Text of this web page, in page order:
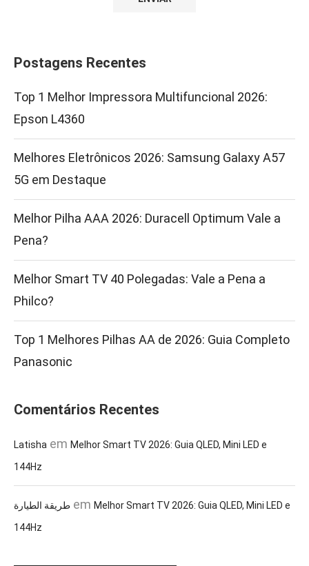
Postagens Recentes
Top 1 Melhor Impressora Multifuncional 2026:
Epson L4360
Melhores Eletrônicos 2026: Samsung Galaxy A57
5G em Destaque
Melhor Pilha AAA 2026: Duracell Optimum Vale a
Pena?
Melhor Smart TV 40 Polegadas: Vale a Pena a
Philco?
Top 1 Melhores Pilhas AA de 2026: Guia Completo
Panasonic
Comentários Recentes
Latisha em Melhor Smart TV 2026: Guia QLED, Mini LED e
144Hz
طريقة الطيارة em Melhor Smart TV 2026: Guia QLED, Mini LED e
144Hz